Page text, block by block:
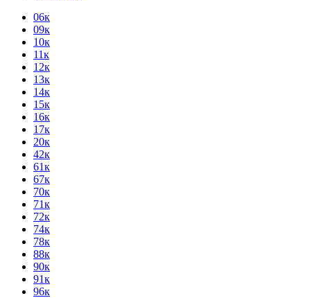
06к
09к
10к
11к
12к
13к
14к
15к
16к
17к
20к
42к
61к
67к
70к
71к
72к
74к
78к
88к
90к
91к
96к